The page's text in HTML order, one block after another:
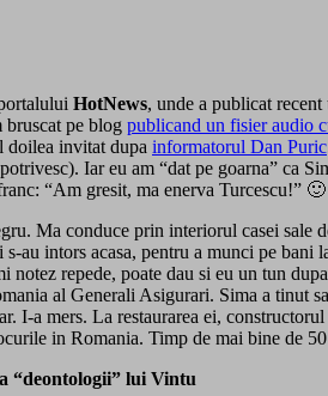
HotNews, unde a publicat
bruscat pe blog publicand un fisier audio
doilea invitat dupa informatorul Dan Puric
Iar eu am “dat pe goarna” ca
“Am gresit, ma enerva Turcescu!” 🙂
Ma conduce prin interiorul casei
intors acasa, pentru a munci pe
repede, poate dau si eu un tun
al Generali Asigurari. Sima a tinut
a mers. La restaurarea ei,
in Romania. Timp de mai bine de
“deontologii” lui Vintu